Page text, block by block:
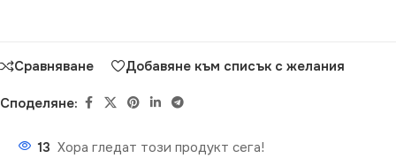
Сравняване Добавяне към списък с желания
Споделяне:
13 Хора гледат този продукт сега!